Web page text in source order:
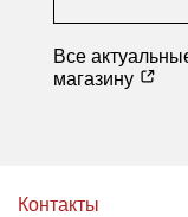
Все
магазину
Контакты